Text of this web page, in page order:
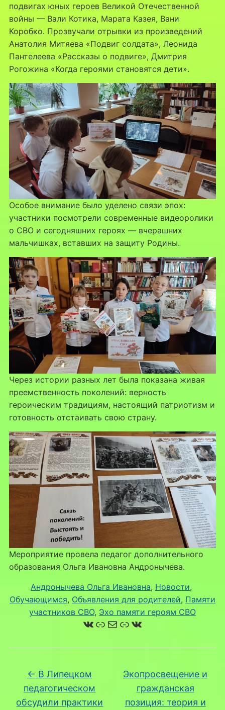
подвигах юных героев Великой Отечественной
войны — Вали Котика, Марата Казея, Вани
Коробко. Прозвучали отрывки из произведений
Анатолия Митяева «Подвиг солдата», Леонида
Пантелеева «Рассказы о подвиге», Дмитрия
Рогожина «Когда героями становятся дети».
Особое внимание было уделено связи эпох:
участники посмотрели современные видеоролики
о СВО и сегодняшних героях — вчерашних
мальчишках, вставших на защиту Родины.
Через истории разных лет была показана живая
преемственность поколений: верность
героическим традициям, настоящий патриотизм и
готовность отстаивать свою страну.
Мероприятие провела педагог дополнительного
образования Ольга Ивановна Андронычева.
Андронычева Ольга Ивановна, Новости
Обучающимся, Объявления для родителей, Памяти
участников СВО, Эхо памяти героям СВО
ВКонтакте
Ссылка
Почта
Ссылка
ВКонтакте
← В Липецком
педагогическом
обсудили практики
Экопросвещение и
гражданская
позиция: теория и